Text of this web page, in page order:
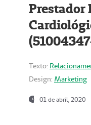
Prestador
Texto:
Design: Marketing
01 de abril, 2020